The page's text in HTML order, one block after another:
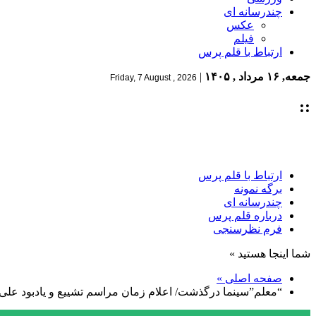
چندرسانه ای
عکس
فیلم
ارتباط با قلم پرس
جمعه, ۱۶ مرداد , ۱۴۰۵ |
Friday, 7 August , 2026
::
ارتباط با قلم پرس
برگه نمونه
چندرسانه ای
درباره قلم پرس
فرم نظرسنجی
شما اینجا هستید »
صفحه اصلی »
“معلم”سینما درگذشت/ اعلام زمان مراسم تشییع و یادبود